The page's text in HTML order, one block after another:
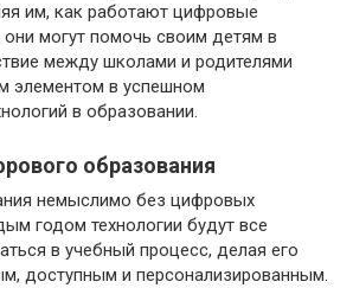
им, как работают цифровые
они могут помочь своим детям в
между школами и родителями
элементом в успешном
в образовании.
образования
немыслимо без цифровых
годом технологии будут все
в учебный процесс, делая его
доступным и персонализированным.